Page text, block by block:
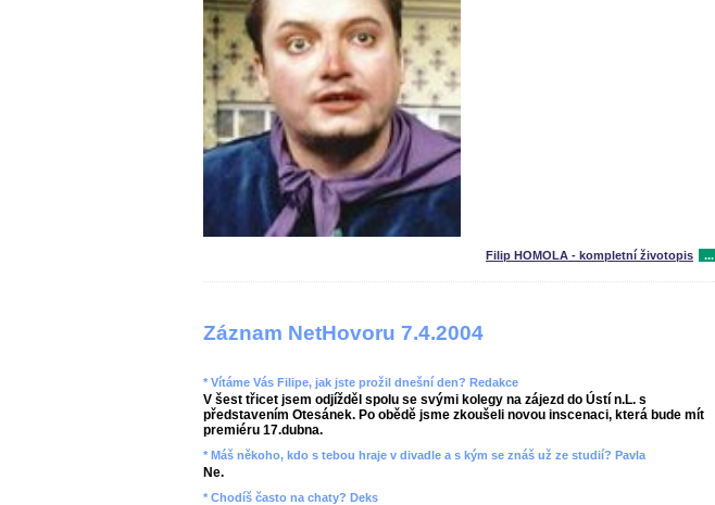
Filip HOMOLA - kompletní životopis ...
Záznam NetHovoru 7.4.2004
* Vítáme Vás Filipe, jak jste prožil dnešní den? Redakce
V šest třicet jsem odjížděl spolu se svými kolegy na zájezd do Ústí n.L. s
představením Otesánek. Po obědě jsme zkoušeli novou inscenaci, která bude mít
premiéru 17.dubna.
* Máš někoho, kdo s tebou hraje v divadle a s kým se znáš už ze studií? Pavla
Ne.
* Chodíš často na chaty? Deks